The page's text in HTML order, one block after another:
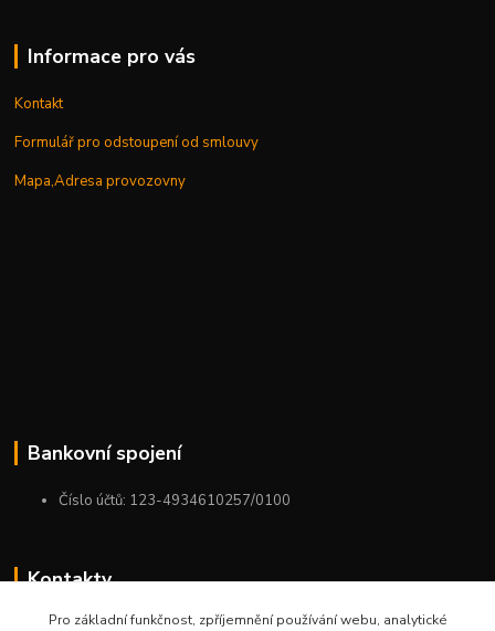
Informace pro vás
Kontakt
Formulář pro odstoupení od smlouvy
Mapa,Adresa provozovny
Bankovní spojení
Číslo účtů: 123-4934610257/0100
Kontakty
Pro základní funkčnost, zpříjemnění používání webu, analytické